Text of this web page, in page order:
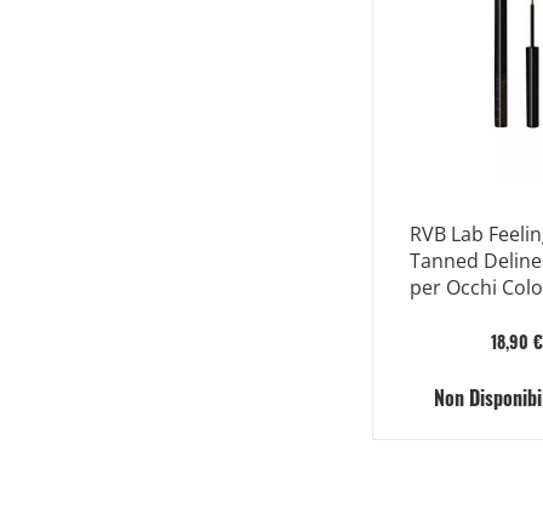
RVB Lab
Tanned
per Occhi
18,90 €
Non